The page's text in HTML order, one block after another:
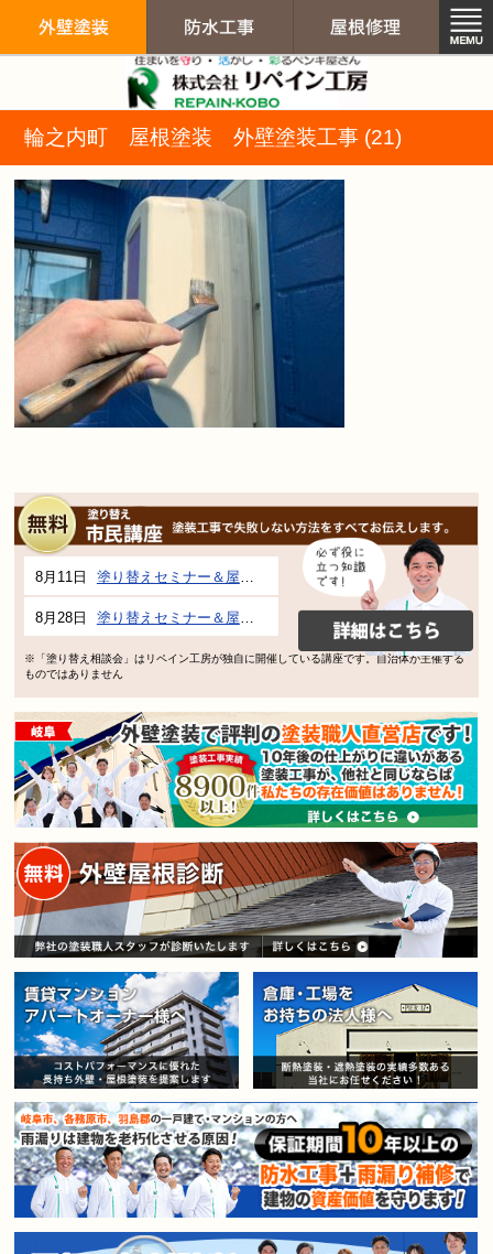
輪之内町 屋根塗装 外壁塗装工事 (21)
8月11日 塗り替えセミナー＆屋根、外壁の塗り替え市民講座 inぎふメディアコスモス
8月28日 塗り替えセミナー＆屋根、外壁の塗り替え市民講座 inぎふメディアコスモス
※「塗り替え相談会」はリペイン工房が独自に開催している講座です。自治体が主催する
ものではありません
賃貸マンション・アパートオー